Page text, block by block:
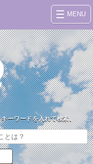
MENU
ーワードを入れて検索。